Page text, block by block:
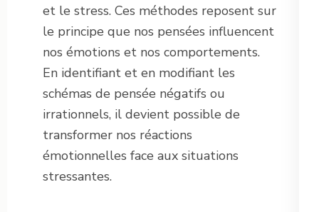
et le stress. Ces méthodes reposent sur
le principe que nos pensées influencent
nos émotions et nos comportements.
En identifiant et en modifiant les
schémas de pensée négatifs ou
irrationnels, il devient possible de
transformer nos réactions
émotionnelles face aux situations
stressantes.